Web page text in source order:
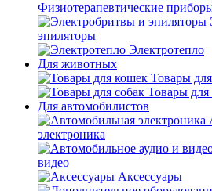
Физиотерапевтические
эпиляторы
Электротепло
Для животных
Товары
Товары для
Для автомобилистов
электроника
видео
Аксессуары